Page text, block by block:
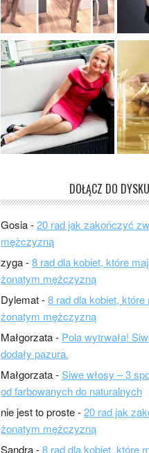
DOŁĄCZ DO
Gosia-20 rad jak zakończyć
mężczyzną
zyga-8 rad dla kobiet, które
żonatym mężczyzną
Dylemat-8 rad dla kobiet,
żonatym mężczyzną
Małgorzata- Pola wytrwała!
dodały pazura.
Małgorzata-Siwe włosy – 3
od farbowanych do naturalnych
nie jest to proste-20 rad jak
żonatym mężczyzną
Sandra-8 rad dla kobiet, które